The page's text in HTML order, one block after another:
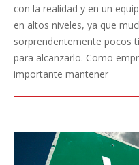
con la realidad y en un
en altos niveles, ya que
sorprendentemente pocos
para alcanzarlo. Como
importante mantener